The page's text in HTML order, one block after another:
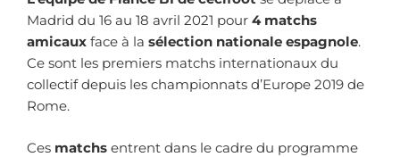
Madrid du 16 au 18 avril 2021 pour 4 matchs
amicaux face à la sélection nationale espagnole.
Ce sont les premiers matchs internationaux du
collectif depuis les championnats d’Europe 2019 de
Rome.
Ces matchs entrent dans le cadre du programme